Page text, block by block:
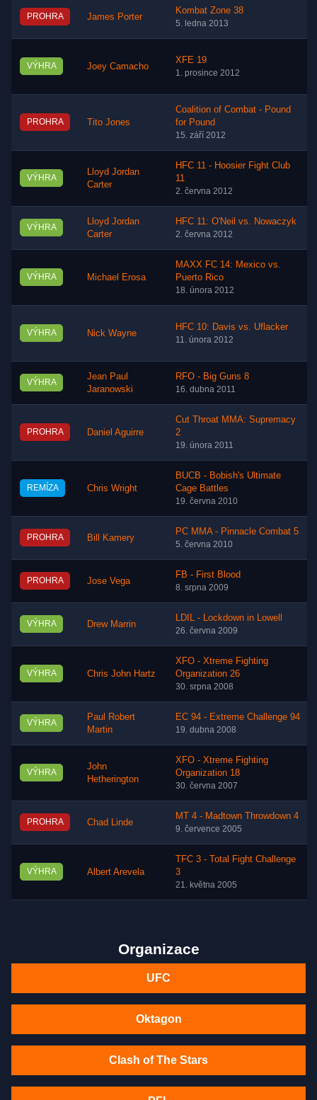
PROHRA James Porter
Kombat Zone 38
5. ledna 2013
VÝHRA Joey Camacho
XFE 19
1. prosince 2012
PROHRA Tito Jones
Coalition of Combat - Pound
for Pound
15. září 2012
VÝHRA
Lloyd Jordan
Carter
HFC 11 - Hoosier Fight Club
11
2. června 2012
VÝHRA
Lloyd Jordan
Carter
HFC 11: O'Neil vs. Nowaczyk
2. června 2012
VÝHRA Michael Erosa
MAXX FC 14: Mexico vs.
Puerto Rico
18. února 2012
VÝHRA Nick Wayne
HFC 10: Davis vs. Uflacker
11. února 2012
VÝHRA
Jean Paul
Jaranowski
RFO - Big Guns 8
16. dubna 2011
PROHRA Daniel Aguirre
Cut Throat MMA: Supremacy
2
19. února 2011
REMÍZA Chris Wright
BUCB - Bobish's Ultimate
Cage Battles
19. června 2010
PROHRA Bill Kamery
PC MMA - Pinnacle Combat 5
5. června 2010
PROHRA Jose Vega
FB - First Blood
8. srpna 2009
VÝHRA Drew Marrin
LDIL - Lockdown in Lowell
26. června 2009
VÝHRA Chris John Hartz
XFO - Xtreme Fighting
Organization 26
30. srpna 2008
VÝHRA
Paul Robert
Martin
EC 94 - Extreme Challenge 94
19. dubna 2008
VÝHRA
John
Hetherington
XFO - Xtreme Fighting
Organization 18
30. června 2007
PROHRA Chad Linde
MT 4 - Madtown Throwdown 4
9. července 2005
VÝHRA Albert Arevela
TFC 3 - Total Fight Challenge
3
21. května 2005
Organizace
UFC
Oktagon
Clash of The Stars